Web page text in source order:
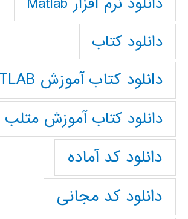
دانلود کتاب
دانلود کتاب آموزش MATLAB
دانلود کتاب آموزش متلب
دانلود کد آماده
دانلود کد مجانی